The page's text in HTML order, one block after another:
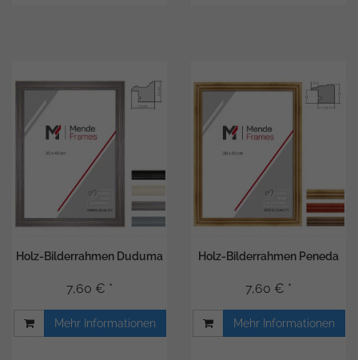
Holz-Bilderrahmen Duduma
7,60 € *
Mehr Informationen
Holz-Bilderrahmen Peneda
7,60 € *
Mehr Informationen